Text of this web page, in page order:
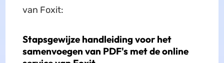
van Foxit:
Stapsgewijze handleiding voor het
samenvoegen van PDF's met de online